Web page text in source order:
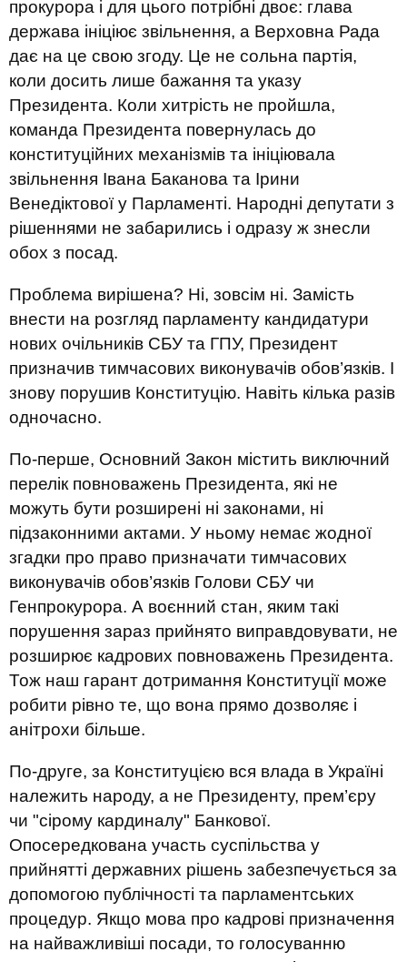
прокурора і для цього потрібні двоє: глава
держава ініціює звільнення, а Верховна Рада
дає на це свою згоду. Це не сольна партія,
коли досить лише бажання та указу
Президента. Коли хитрість не пройшла,
команда Президента повернулась до
конституційних механізмів та ініціювала
звільнення Івана Баканова та Ірини
Венедіктової у Парламенті. Народні депутати з
рішеннями не забарились і одразу ж знесли
обох з посад.
Проблема вирішена? Ні, зовсім ні. Замість
внести на розгляд парламенту кандидатури
нових очільників СБУ та ГПУ, Президент
призначив тимчасових виконувачів обов’язків. І
знову порушив Конституцію. Навіть кілька разів
одночасно.
По-перше, Основний Закон містить виключний
перелік повноважень Президента, які не
можуть бути розширені ні законами, ні
підзаконними актами. У ньому немає жодної
згадки про право призначати тимчасових
виконувачів обов’язків Голови СБУ чи
Генпрокурора. А воєнний стан, яким такі
порушення зараз прийнято виправдовувати, не
розширює кадрових повноважень Президента.
Тож наш гарант дотримання Конституції може
робити рівно те, що вона прямо дозволяє і
анітрохи більше.
По-друге, за Конституцією вся влада в Україні
належить народу, а не Президенту, прем’єру
чи "сірому кардиналу" Банкової.
Опосередкована участь суспільства у
прийнятті державних рішень забезпечується за
допомогою публічності та парламентських
процедур. Якщо мова про кадрові призначення
на найважливіші посади, то голосуванню